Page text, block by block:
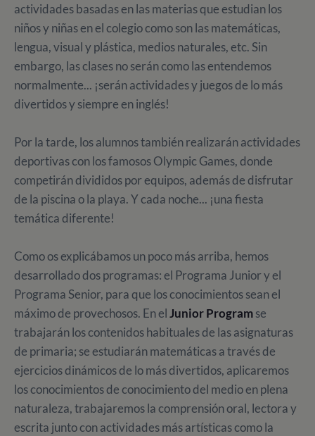
actividades basadas en las materias que estudian los
niños y niñas en el colegio como son las matemáticas,
lengua, visual y plástica, medios naturales, etc. Sin
embargo, las clases no serán como las entendemos
normalmente... ¡serán actividades y juegos de lo más
divertidos y siempre en inglés!
Por la tarde, los alumnos también realizarán actividades
deportivas con los famosos Olympic Games, donde
competirán divididos por equipos, además de disfrutar
de la piscina o la playa. Y cada noche... ¡una fiesta
temática diferente!
Como os explicábamos un poco más arriba, hemos
desarrollado dos programas: el Programa Junior y el
Programa Senior, para que los conocimientos sean el
máximo de provechosos. En elJunior Programse
trabajarán los contenidos habituales de las asignaturas
de primaria; se estudiarán matemáticas a través de
ejercicios dinámicos de lo más divertidos, aplicaremos
los conocimientos de conocimiento del medio en plena
naturaleza, trabajaremos la comprensión oral, lectora y
escrita junto con actividades más artísticas como la